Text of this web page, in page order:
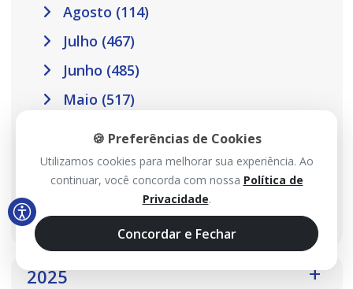
Agosto (114)
Julho (467)
Junho (485)
Maio (517)
Abril (457)
Março (410)
Fevereiro (301)
Janeiro (302)
2025
🍪 Preferências de Cookies
Utilizamos cookies para melhorar sua experiência. Ao
continuar, você concorda com nossa Política de
Privacidade.
Concordar e Fechar